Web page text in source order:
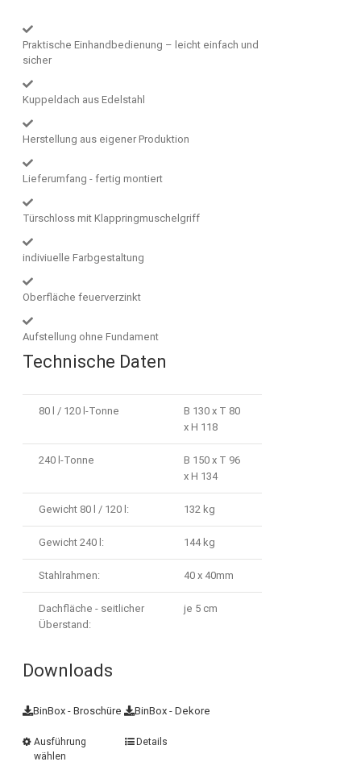
Praktische Einhandbedienung – leicht einfach und
sicher
Kuppeldach aus Edelstahl
Herstellung aus eigener Produktion
Lieferumfang - fertig montiert
Türschloss mit Klappringmuschelgriff
indiviuelle Farbgestaltung
Oberfläche feuerverzinkt
Aufstellung ohne Fundament
Technische Daten
80 l / 120 l-Tonne
B 130 x T 80
x H 118
240 l-Tonne
B 150 x T 96
x H 134
Gewicht 80 l / 120 l: 132 kg
Gewicht 240 l: 144 kg
Stahlrahmen: 40 x 40mm
Dachfläche - seitlicher
Überstand:
je 5 cm
Downloads
BinBox - Broschüre BinBox - Dekore
Ausführung
wählen
Details